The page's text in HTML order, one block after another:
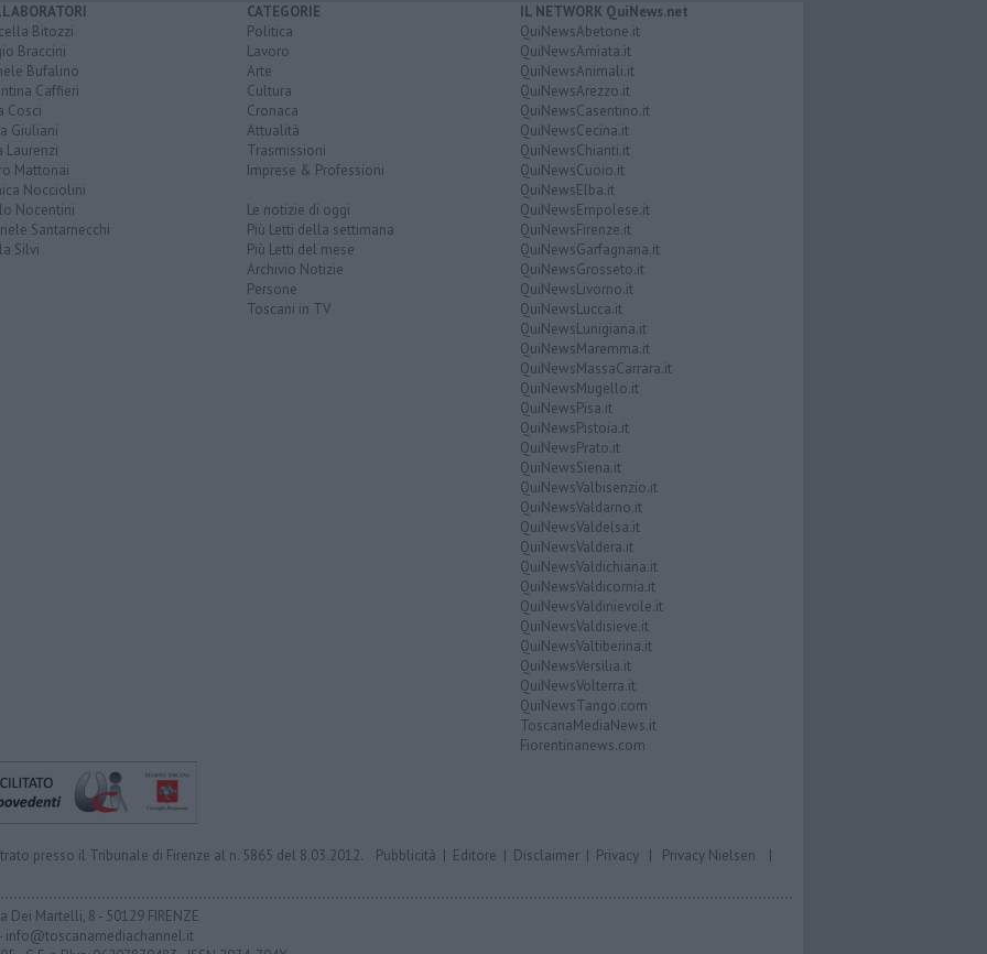
Bitozzi
Braccini
Bufalino
Caffieri
Cosci
Giuliani
Laurenzi
Mattonai
Nocciolini
Nocentini
Santarnecchi
Silvi
CATEGORIE
Politica
Lavoro
Arte
Cultura
Cronaca
Attualità
Trasmissioni
Imprese & Professioni
Le notizie di oggi
Più Letti della settimana
Più Letti del mese
Archivio Notizie
Persone
Toscani in TV
IL NETWORK QuiNews.net
QuiNewsAbetone.it
QuiNewsAmiata.it
QuiNewsAnimali.it
QuiNewsArezzo.it
QuiNewsCasentino.it
QuiNewsCecina.it
QuiNewsChianti.it
QuiNewsCuoio.it
QuiNewsElba.it
QuiNewsEmpolese.it
QuiNewsFirenze.it
QuiNewsGarfagnana.it
QuiNewsGrosseto.it
QuiNewsLivorno.it
QuiNewsLucca.it
QuiNewsLunigiana.it
QuiNewsMaremma.it
QuiNewsMassaCarrara.it
QuiNewsMugello.it
QuiNewsPisa.it
QuiNewsPistoia.it
QuiNewsPrato.it
QuiNewsSiena.it
QuiNewsValbisenzio.it
QuiNewsValdarno.it
QuiNewsValdelsa.it
QuiNewsValdera.it
QuiNewsValdichiana.it
QuiNewsValdicornia.it
QuiNewsValdinievole.it
QuiNewsValdisieve.it
QuiNewsValtiberina.it
QuiNewsVersilia.it
QuiNewsVolterra.it
QuiNewsTango.com
ToscanaMediaNews.it
Fiorentinanews.com
presso il Tribunale di Firenze al n. 5865 del 8.03.2012. Pubblicità | Editore | Disclaimer | Privacy | Privacy Nielsen |
Dei Martelli, 8 - 50129 FIRENZE
- info@toscanamediachannel.it